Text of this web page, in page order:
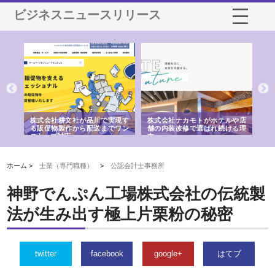
ビジネスニュースリリース
株式会社耕文社が品川で実現す
る販促物製作から配送までワン
ストップ対応
株式会社ナカモトがホテルや店
舗の内装改修で選ばれ続ける理
由
ホーム >士業（専門職種） >公認会計士事務所
神野でんぷん工場株式会社の伝統製
法が生み出す極上片栗粉の秘密
twitter facebook google+ はてブ